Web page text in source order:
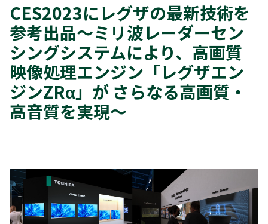
CES2023にレグザの最新技術を
参考出品～ミリ波レーダーセン
シングシステムにより、高画質
映像処理エンジン「レグザエン
ジンZRα」が さらなる高画質・
高音質を実現～